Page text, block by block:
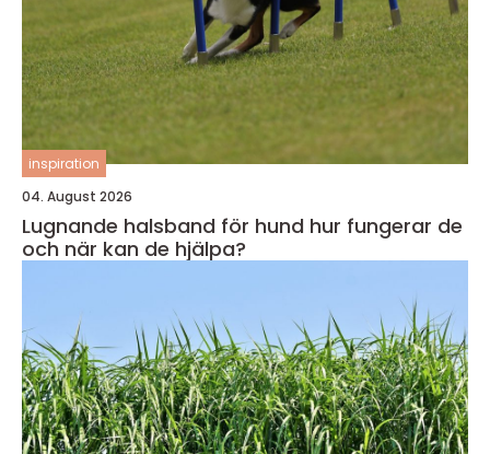
inspiration
04. August 2026
Lugnande halsband för hund hur fungerar de
och när kan de hjälpa?